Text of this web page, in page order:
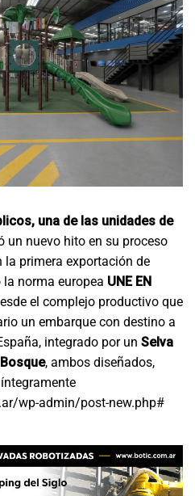
una de las unidades de
un nuevo hito en su proceso
primera exportación de
norma europea UNE EN
el complejo productivo que
un embarque con destino a
integrado por un Selva
, ambos diseñados,
wp-admin/post-new.php#